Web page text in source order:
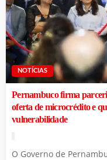
NOTÍCIAS
Pernambuco firma
oferta de microcrédito e
vulnerabilidade
O Governo de